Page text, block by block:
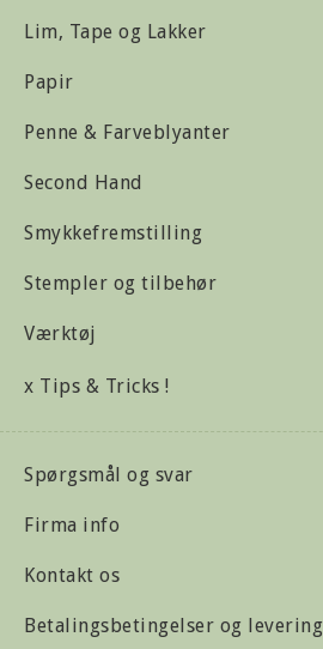
Lim, Tape og Lakker
Papir
Penne & Farveblyanter
Second Hand
Smykkefremstilling
Stempler og tilbehør
Værktøj
x Tips & Tricks !
Spørgsmål og svar
Firma info
Kontakt os
Betalingsbetingelser og levering